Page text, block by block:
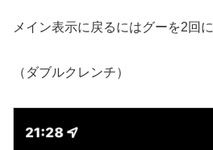
メイン表示に戻るにはグーを2回に
（ダブルクレンチ）